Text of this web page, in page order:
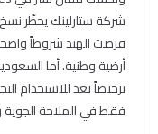
شركة ستارلينك يحظّر نسخ
فرضت الهند شروطاً واضحة
أرضية وطنية. أما
ترخيصاً بعد للاستخدام
فقط في الملاحة الجوية